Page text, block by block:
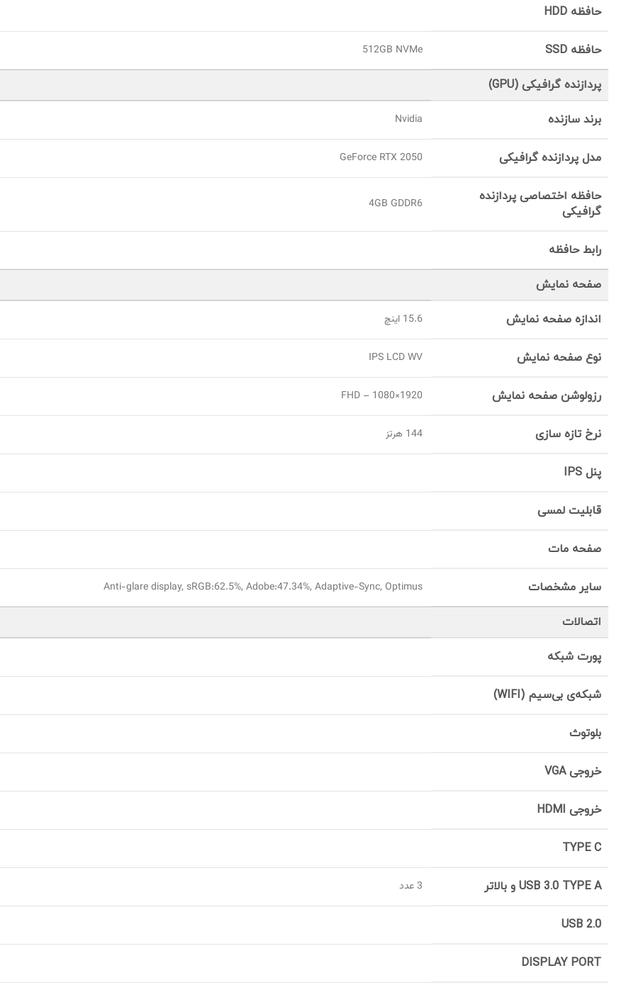
حافظه HDD
حافظه SSD 512GB NVMe
پردازنده گرافیکی (GPU)
برند سازنده Nvidia
مدل پردازنده گرافیکی GeForce RTX 2050
حافظه اختصاصی پردازنده
گرافیکی
4GB GDDR6
رابط حافظه
صفحه نمایش
اندازه صفحه نمایش 15.6 اینچ
نوع صفحه نمایش IPS LCD WV
رزولوشن صفحه نمایش FHD – 1080×1920
نرخ تازه سازی 144 هرتز
پنل IPS
قابلیت لمسی
صفحه مات
سایر مشخصات Anti-glare display, sRGB:62.5%, Adobe:47.34%, Adaptive-Sync, Optimus
اتصالات
پورت شبکه
شبکه‌ی بی‌سیم (WIFI)
بلوتوث
خروجی VGA
خروجی HDMI
TYPE C
USB 3.0 TYPE A و بالاتر 3 عدد
USB 2.0
DISPLAY PORT